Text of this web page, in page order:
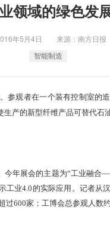
领域的绿色发
年5月4日 来源：南方日报
智能制造
观者在一个装有控制室的
生产的新型纤维产品可替代
年展会的主题为“工业融合
工业4.0的实际应用。记者从
过600家；工博会总参观人数